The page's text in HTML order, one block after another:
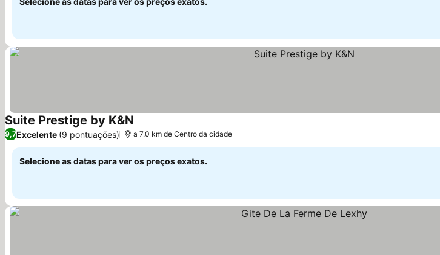
Suite Prestige by K&N
9,7Excelente (9 pontuações) a 7.0 km de Centro da cidade
Selecione as datas para ver os preços exatos.